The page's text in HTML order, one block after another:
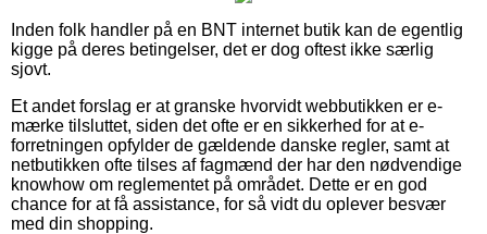
Inden folk handler på en BNT internet butik kan de egentlig
kigge på deres betingelser, det er dog oftest ikke særlig
sjovt.
Et andet forslag er at granske hvorvidt webbutikken er e-
mærke tilsluttet, siden det ofte er en sikkerhed for at e-
forretningen opfylder de gældende danske regler, samt at
netbutikken ofte tilses af fagmænd der har den nødvendige
knowhow om reglementet på området. Dette er en god
chance for at få assistance, for så vidt du oplever besvær
med din shopping.